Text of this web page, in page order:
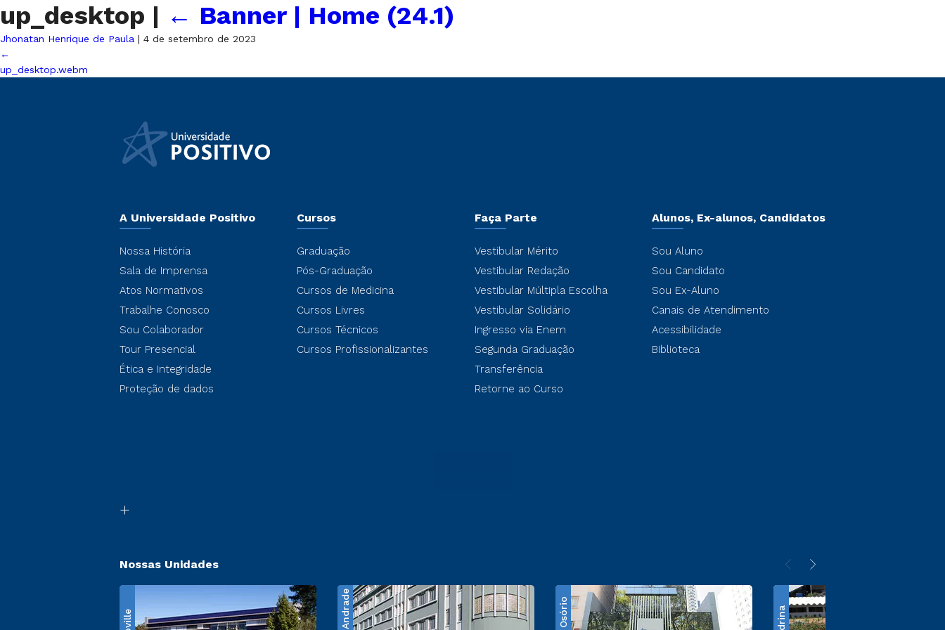
up_desktop | ← Banner | Home (24.1)
Jhonatan Henrique de Paula | 4 de setembro de 2023
←
up_desktop.webm
A Universidade Positivo
Nossa História
Sala de Imprensa
Atos Normativos
Trabalhe Conosco
Sou Colaborador
Tour Presencial
Ética e Integridade
Proteção de dados
Cursos
Graduação
Pós-Graduação
Cursos de Medicina
Cursos Livres
Cursos Técnicos
Cursos Profissionalizantes
Faça Parte
Vestibular Mérito
Vestibular Redação
Vestibular Múltipla Escolha
Vestibular Solidário
Ingresso via Enem
Segunda Graduação
Transferência
Retorne ao Curso
Alunos, Ex-alunos, Candidatos
Sou Aluno
Sou Candidato
Sou Ex-Aluno
Canais de Atendimento
Acessibilidade
Biblioteca
Nossas Unidades